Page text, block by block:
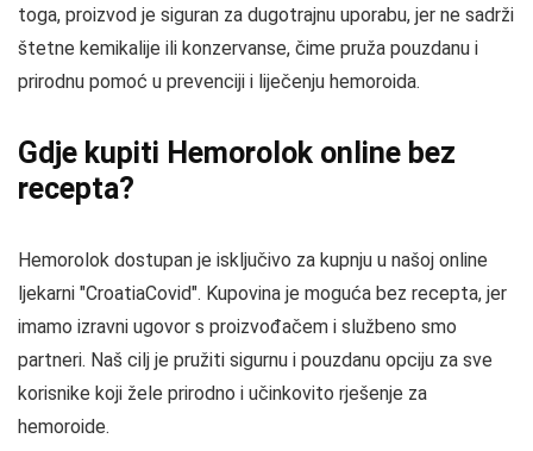
toga, proizvod je siguran za dugotrajnu uporabu, jer ne sadrži
štetne kemikalije ili konzervanse, čime pruža pouzdanu i
prirodnu pomoć u prevenciji i liječenju hemoroida.
Gdje kupiti Hemorolok online bez
recepta?
Hemorolok dostupan je isključivo za kupnju u našoj online
ljekarni "CroatiaCovid". Kupovina je moguća bez recepta, jer
imamo izravni ugovor s proizvođačem i službeno smo
partneri. Naš cilj je pružiti sigurnu i pouzdanu opciju za sve
korisnike koji žele prirodno i učinkovito rješenje za
hemoroide.